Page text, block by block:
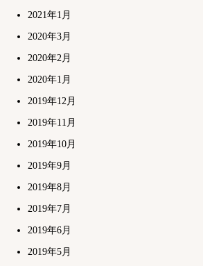
2021年1月
2020年3月
2020年2月
2020年1月
2019年12月
2019年11月
2019年10月
2019年9月
2019年8月
2019年7月
2019年6月
2019年5月